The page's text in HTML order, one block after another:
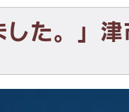
した。」